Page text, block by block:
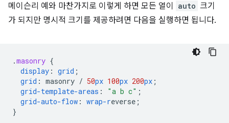
메이슨리 예와 마찬가지로 이렇게 하면 모든 열이 auto 크기
가 되지만 명시적 크기를 제공하려면 다음을 실행하면 됩니다.
.masonry {
display : grid ;
grid : masonry / 50px 100px 200px ;
grid-template-areas : "a b c" ;
grid-auto-flow : wrap-reverse ;
}